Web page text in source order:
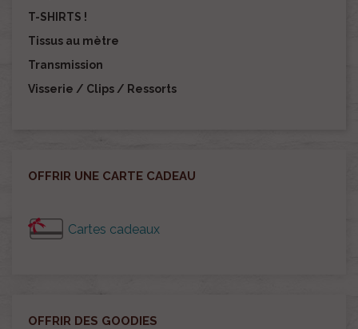
T-SHIRTS !
Tissus au mètre
Transmission
Visserie / Clips / Ressorts
OFFRIR UNE CARTE CADEAU
Cartes cadeaux
OFFRIR DES GOODIES